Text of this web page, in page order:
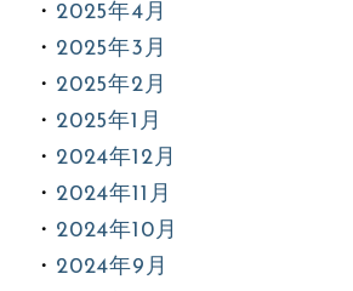
2025年4月
2025年3月
2025年2月
2025年1月
2024年12月
2024年11月
2024年10月
2024年9月